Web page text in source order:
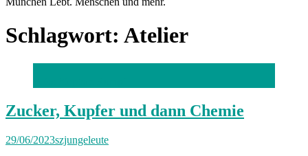
Schlagwort: Atelier
Zucker, Kupfer und dann Chemie
29/06/2023szjungeleute